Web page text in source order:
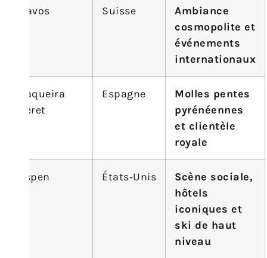
Davos Suisse
Ambiance
cosmopolite et
événements
internationaux
Baqueira
Beret
Espagne
Molles pentes
pyrénéennes
et clientèle
royale
Aspen États‑Unis
Scène sociale,
hôtels
iconiques et
ski de haut
niveau